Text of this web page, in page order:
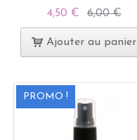
4,50 € 6,00 €
Ajouter au panier
PROMO !